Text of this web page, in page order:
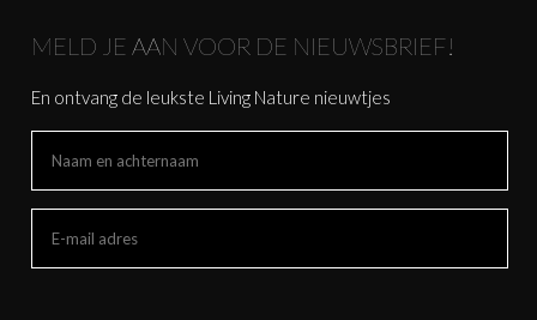
MELD JE AAN VOOR DE NIEUWSBRIEF!
En ontvang de leukste Living Nature nieuwtjes